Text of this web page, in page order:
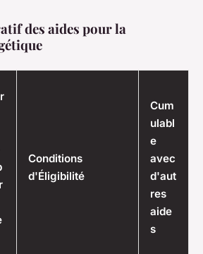
des aides pour la
Conditions
d'Éligibilité
Cum
ulabl
e
avec
d'aut
res
aide
s